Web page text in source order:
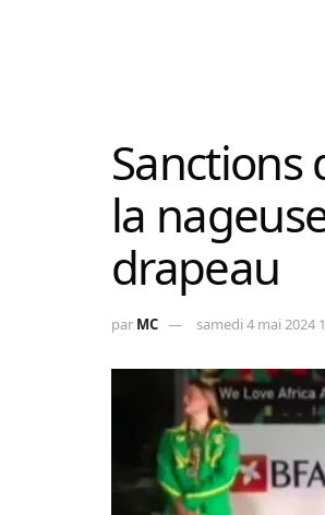
Sanctions
la
drapeau
par MC samedi 4 mai 2024